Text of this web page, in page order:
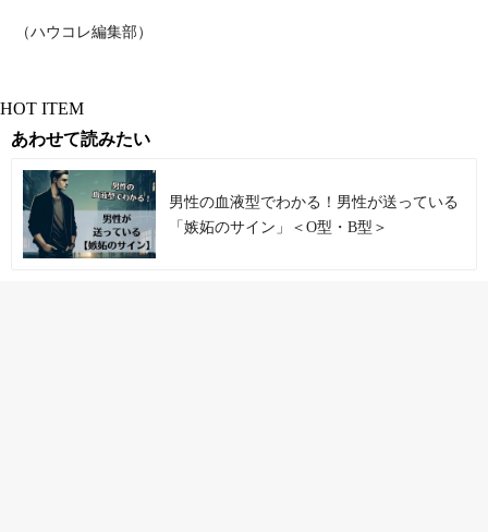
（ハウコレ編集部）
HOT ITEM
あわせて読みたい
男性の血液型でわかる！男性が送っている
「嫉妬のサイン」＜O型・B型＞